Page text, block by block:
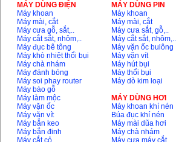
MÁY DÙNG ĐIỆN
Máy khoan
Máy mài, cắt
Máy cưa gỗ, sắt,..
Máy cắt sắt, nhôm,..
Máy đục bê tông
Máy khò nhiệt thổi bụi
Máy chà nhám
Máy đánh bóng
Máy soi phay router
Máy bào gỗ
Máy làm mộc
Máy vặn ốc
Máy vặn vít
Máy bắn keo
Máy bắn đinh
Máy cắt cỏ
MÁY DÙNG PIN
Máy khoan
Máy mài, cắt
Máy cưa sắt, gỗ,..
Máy cắt sắt, nhôm,..
Máy vặn ốc bulông
Máy vặn vít
Máy hút bụi
Máy thổi bụi
Máy dò kim loại
MÁY DÙNG HƠI
Máy khoan khí nén
Búa đục khí nén
Máy mài dũa hơi
Máy chà nhám
Máy cưa máy cắt